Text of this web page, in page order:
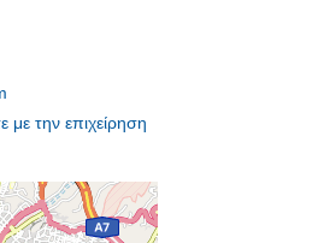
με την επιχείρηση